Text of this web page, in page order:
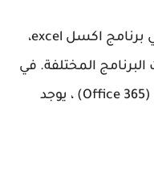
يوجد العديد من الدوال المتاحة في برنامج اكسل excel،
البرنامج المختلفة. في
الإصدار الأحدث من برنامج اكسل (Office 365) ، يوجد